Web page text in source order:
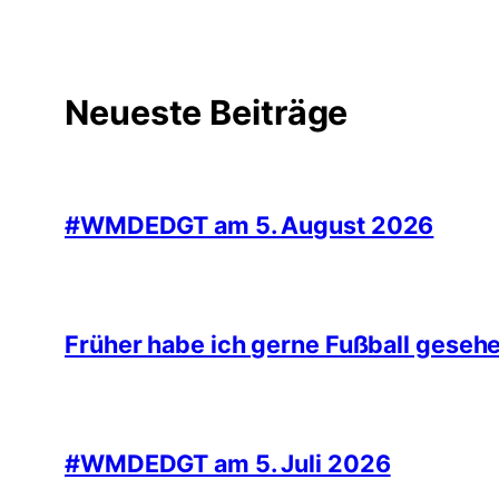
Neueste Beiträge
#WMDEDGT am 5. August 2026
Früher habe ich gerne Fußball
#WMDEDGT am 5. Juli 2026